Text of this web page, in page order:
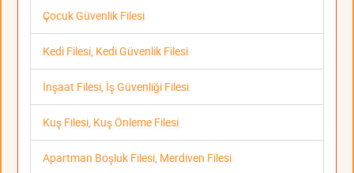
Çocuk Güvenlik Filesi
Kedi Filesi, Kedi Güvenlik Filesi
İnşaat Filesi, İş Güvenliği Filesi
Kuş Filesi, Kuş Önleme Filesi
Apartman Boşluk Filesi, Merdiven Filesi